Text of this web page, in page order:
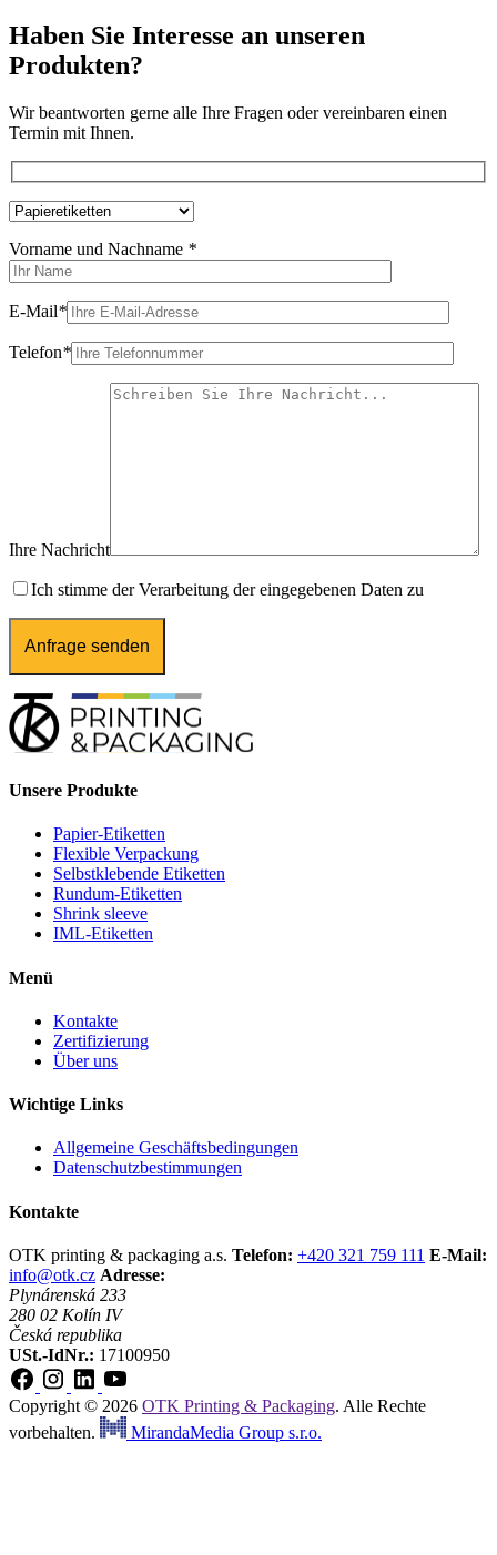
Haben Sie Interesse an unseren
Produkten?
Wir beantworten gerne alle Ihre Fragen oder vereinbaren einen
Termin mit Ihnen.
Vorname und Nachname *
E-Mail*
Telefon*
Ihre Nachricht
Ich stimme der Verarbeitung der eingegebenen Daten zu
Unsere Produkte
Papier-Etiketten
Flexible Verpackung
Selbstklebende Etiketten
Rundum-Etiketten
Shrink sleeve
IML-Etiketten
Menü
Kontakte
Zertifizierung
Über uns
Wichtige Links
Allgemeine Geschäftsbedingungen
Datenschutzbestimmungen
Kontakte
OTK printing & packaging a.s. Telefon: +420 321 759 111 E-Mail:
info@otk.cz Adresse:
Plynárenská 233
280 02 Kolín IV
Česká republika
USt.-IdNr.: 17100950
Copyright © 2026 OTK Printing & Packaging. Alle Rechte
vorbehalten.
MirandaMedia Group s.r.o.